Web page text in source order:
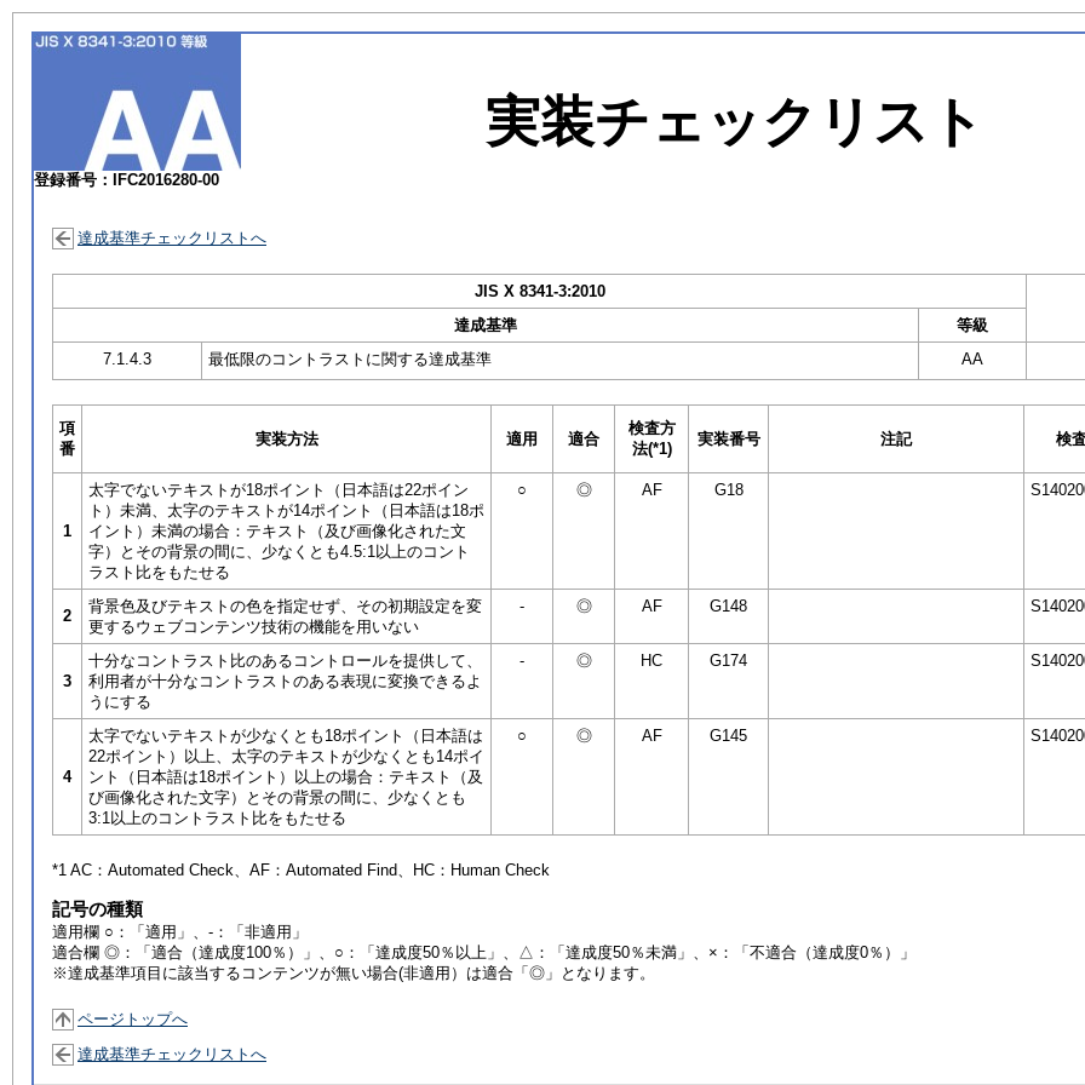
登録番号：IFC2016280-00
実装チェックリスト
達成基準チェックリストへ
JIS X 8341-3:2010
達成基準
等級
7.1.4.3
最低限のコントラストに関する達成基準 AA
項
番
実装方法 適用 適合
検査方
法(*1)
実装番号 注記 検
1
太字でないテキストが18ポイント（日本語は22ポイン
ト）未満、太字のテキストが14ポイント（日本語は18ポ
イント）未満の場合：テキスト（及び画像化された文
字）とその背景の間に、少なくとも4.5:1以上のコント
ラスト比をもたせる
○ ◎ AF G18
2
背景色及びテキストの色を指定せず、その初期設定を変
更するウェブコンテンツ技術の機能を用いない
- ◎ AF G148
3
十分なコントラスト比のあるコントロールを提供して、
利用者が十分なコントラストのある表現に変換できるよ
うにする
- ◎ HC G174
4
太字でないテキストが少なくとも18ポイント（日本語は
22ポイント）以上、太字のテキストが少なくとも14ポイ
ント（日本語は18ポイント）以上の場合：テキスト（及
び画像化された文字）とその背景の間に、少なくとも
3:1以上のコントラスト比をもたせる
○ ◎ AF G145
*1 AC： Automated Check、AF： Automated Find、HC： Human Check
記号の種類
適用欄 ○：「適用」、-：「非適用」
適合欄 ◎：「適合（達成度100％）」、○：「達成度50％以上」、△：「達成度50％未満」、×：「不適合（達成度0％）」
※達成基準項目に該当するコンテンツが無い場合(非適用）は適合「◎」となります。
ページトップへ
達成基準チェックリストへ